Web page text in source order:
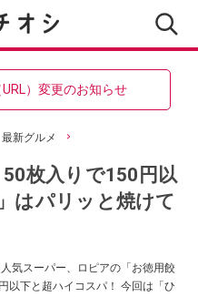
）変更のお知らせ
最新グルメ
50枚入りで150円以
はパリッと焼けて
気スーパー、ロピアの「お徳用餃
以下と超ハイコスパ！ 今回は「ひ